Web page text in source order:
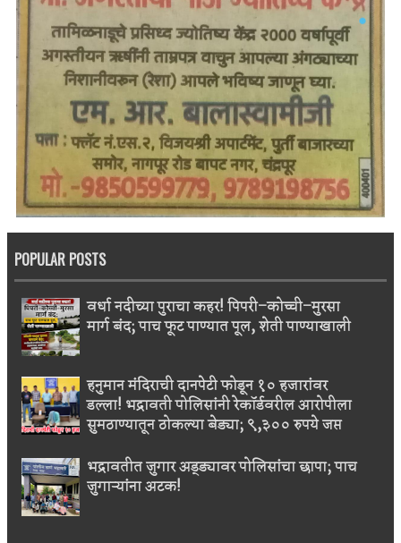
POPULAR POSTS
वर्धा नदीच्या पुराचा कहर! पिपरी–कोच्ची–मुरसा
मार्ग बंद; पाच फूट पाण्यात पूल, शेती पाण्याखाली
हनुमान मंदिराची दानपेटी फोडून १० हजारांवर
डल्ला! भद्रावती पोलिसांनी रेकॉर्डवरील आरोपीला
सुमठाण्यातून ठोकल्या बेड्या; ९,३०० रुपये जप्त
भद्रावतीत जुगार अड्ड्यावर पोलिसांचा छापा; पाच
जुगाऱ्यांना अटक!